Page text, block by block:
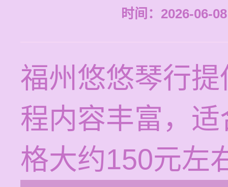
时间：2026-06-
福州悠悠琴行
程内容丰富，
格大约150元左